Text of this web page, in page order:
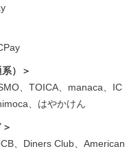
）＞
、TOICA、manaca、IC
、はやかけん
、Diners Club、American